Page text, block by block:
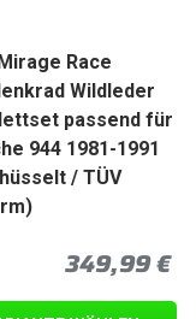
Race
Wildleder
passend für
944 1981-1991
/ TÜV
Normaler
349,99 €